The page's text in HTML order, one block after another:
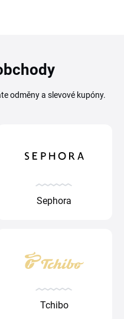
odměny a slevové kupóny.
Sephora
Tchibo